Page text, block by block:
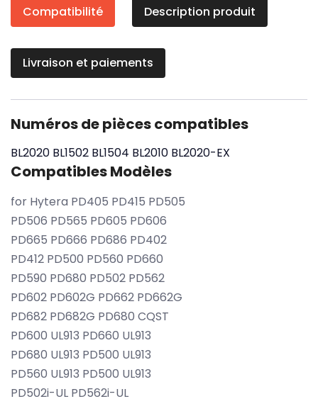
Compatibilité Description produit
Livraison et paiements
Numéros de pièces compatibles
BL2020 BL1502 BL1504 BL2010 BL2020-EX
Compatibles Modèles
for Hytera PD405 PD415 PD505
PD506 PD565 PD605 PD606
PD665 PD666 PD686 PD402
PD412 PD500 PD560 PD660
PD590 PD680 PD502 PD562
PD602 PD602G PD662 PD662G
PD682 PD682G PD680 CQST
PD600 UL913 PD660 UL913
PD680 UL913 PD500 UL913
PD560 UL913 PD500 UL913
PD502i-UL PD562i-UL